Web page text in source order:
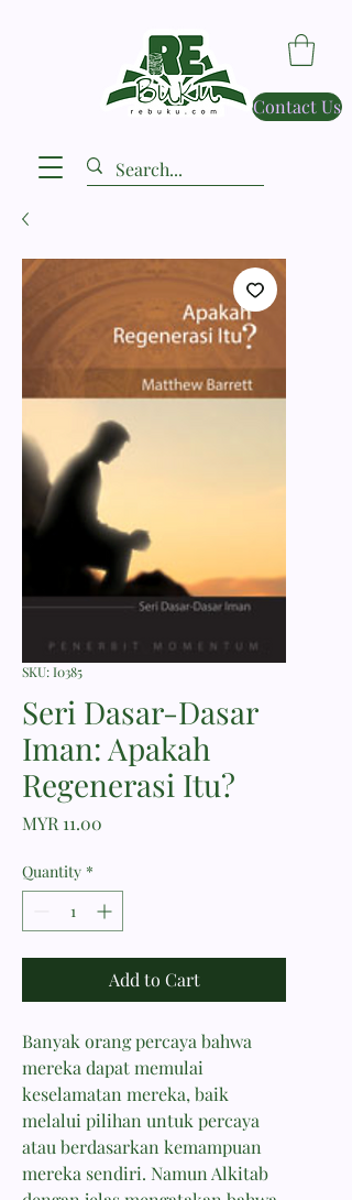
Contact Us
SKU: I0385
Seri Dasar-Dasar
Iman: Apakah
Regenerasi Itu?
MYR 11.00
Quantity *
Add to Cart
Banyak orang percaya bahwa
mereka dapat memulai
keselamatan mereka, baik
melalui pilihan untuk percaya
atau berdasarkan kemampuan
mereka sendiri. Namun Alkitab